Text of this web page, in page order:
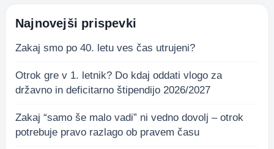
Najnovejši prispevki
Zakaj smo po 40. letu ves čas utrujeni?
Otrok gre v 1. letnik? Do kdaj oddati vlogo za
državno in deficitarno štipendijo 2026/2027
Zakaj “samo še malo vadi” ni vedno dovolj – otrok
potrebuje pravo razlago ob pravem času